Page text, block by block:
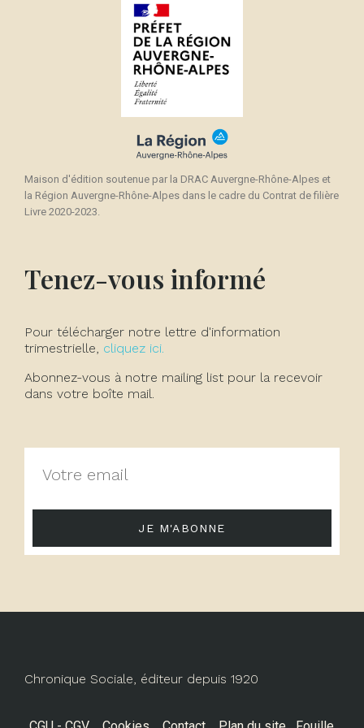
Maison d'édition soutenue par la DRAC Auvergne-Rhône-Alpes et
la Région Auvergne-Rhône-Alpes dans le cadre du Contrat de filière
Livre 2020-2023.
Tenez-vous informé
Pour télécharger notre lettre d'information
trimestrielle, cliquez ici.
Abonnez-vous à notre mailing list pour la recevoir
dans votre boîte mail.
JE M'ABONNE
Chronique Sociale, éditeur depuis 1920